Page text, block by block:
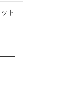
ト